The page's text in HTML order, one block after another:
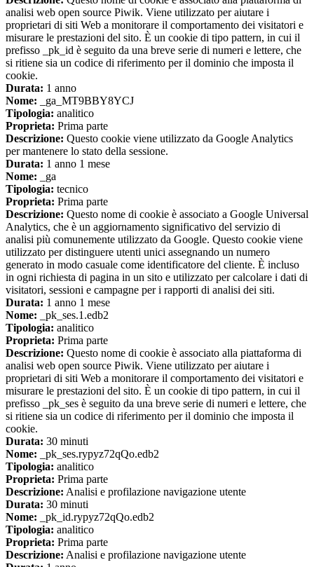
analisi web open source Piwik. Viene utilizzato per aiutare i
proprietari di siti Web a monitorare il comportamento dei visitatori e
misurare le prestazioni del sito. È un cookie di tipo pattern, in cui il
prefisso _pk_id è seguito da una breve serie di numeri e lettere, che
si ritiene sia un codice di riferimento per il dominio che imposta il
cookie.
Durata: 1 anno
Nome: _ga_MT9BBY8YCJ
Tipologia: analitico
Proprieta: Prima parte
Descrizione: Questo cookie viene utilizzato da Google Analytics
per mantenere lo stato della sessione.
Durata: 1 anno 1 mese
Nome: _ga
Tipologia: tecnico
Proprieta: Prima parte
Descrizione: Questo nome di cookie è associato a Google Universal
Analytics, che è un aggiornamento significativo del servizio di
analisi più comunemente utilizzato da Google. Questo cookie viene
utilizzato per distinguere utenti unici assegnando un numero
generato in modo casuale come identificatore del cliente. È incluso
in ogni richiesta di pagina in un sito e utilizzato per calcolare i dati di
visitatori, sessioni e campagne per i rapporti di analisi dei siti.
Durata: 1 anno 1 mese
Nome: _pk_ses.1.edb2
Tipologia: analitico
Proprieta: Prima parte
Descrizione: Questo nome di cookie è associato alla piattaforma di
analisi web open source Piwik. Viene utilizzato per aiutare i
proprietari di siti Web a monitorare il comportamento dei visitatori e
misurare le prestazioni del sito. È un cookie di tipo pattern, in cui il
prefisso _pk_ses è seguito da una breve serie di numeri e lettere, che
si ritiene sia un codice di riferimento per il dominio che imposta il
cookie.
Durata: 30 minuti
Nome: _pk_ses.rypyz72qQo.edb2
Tipologia: analitico
Proprieta: Prima parte
Descrizione: Analisi e profilazione navigazione utente
Durata: 30 minuti
Nome: _pk_id.rypyz72qQo.edb2
Tipologia: analitico
Proprieta: Prima parte
Descrizione: Analisi e profilazione navigazione utente